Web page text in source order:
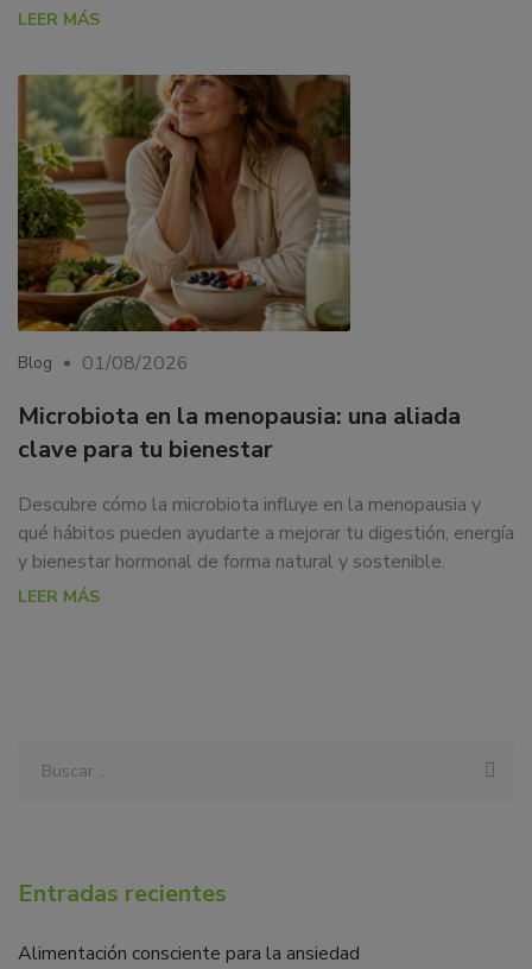
LEER MÁS
Blog 01/08/2026
Microbiota en la menopausia: una aliada
clave para tu bienestar
Descubre cómo la microbiota influye en la menopausia y
qué hábitos pueden ayudarte a mejorar tu digestión, energía
y bienestar hormonal de forma natural y sostenible.
LEER MÁS
Entradas recientes
Alimentación consciente para la ansiedad